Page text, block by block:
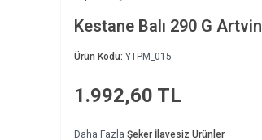
Kestane Balı 290 G Artvin
Ürün Kodu: YTPM_015
1.992,60 TL
Daha Fazla Şeker İlavesiz Ürünler